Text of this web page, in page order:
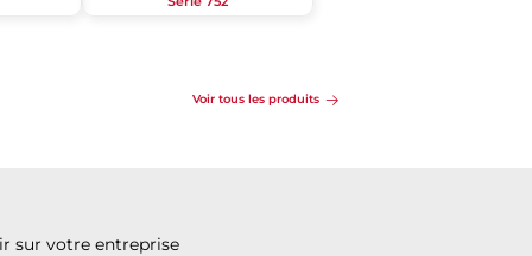
Voir tous les produits
sur votre entreprise